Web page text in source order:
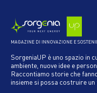
MAGAZINE DI INNOVAZIONE E
SorgeniaUP è uno spazio in
ambiente, nuove idee e
Raccontiamo storie che
insieme si possa costruire